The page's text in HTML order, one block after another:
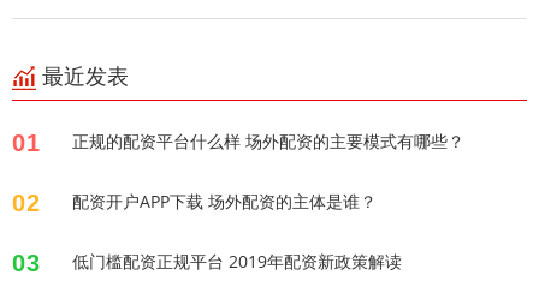
最近发表
01 正规的配资平台什么样 场外配资的主要模式有哪些？
02 配资开户APP下载 场外配资的主体是谁？
03 低门槛配资正规平台 2019年配资新政策解读